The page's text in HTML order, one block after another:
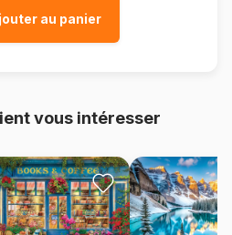
au panier
vous intéresser